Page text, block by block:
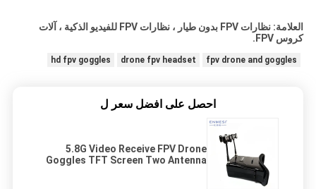
العلامة: نظارات FPV بدون طيار ، نظارات FPV للفيديو الذكية ، آلات
كروس FPV.
fpv drone and goggles
drone fpv headset
hd fpv goggles
احصل على افضل سعر ل
5.8G Video Receive FPV Drone
Goggles TFT Screen Two Antenna